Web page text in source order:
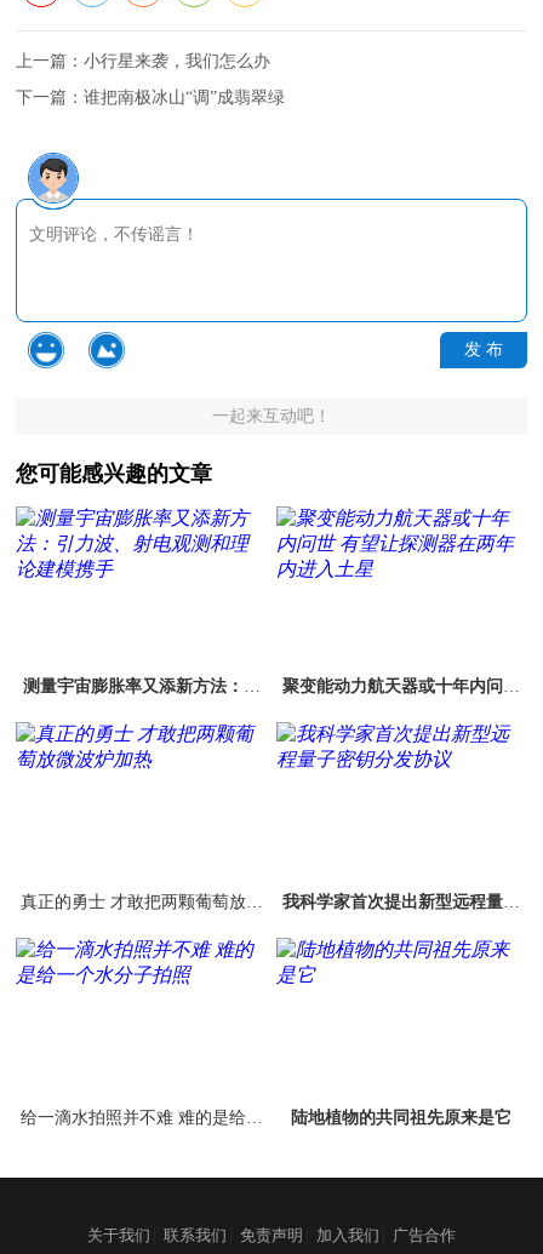
上一篇：小行星来袭，我们怎么办
下一篇：谁把南极冰山“调”成翡翠绿
发 布
一起来互动吧！
您可能感兴趣的文章
测量宇宙膨胀率又添新方法：引
聚变能动力航天器或十年内问世
真正的勇士 才敢把两颗葡萄放微
我科学家首次提出新型远程量子
给一滴水拍照并不难 难的是给一
陆地植物的共同祖先原来是它
关于我们 联系我们 免责声明 加入我们 广告合作